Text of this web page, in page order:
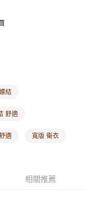
結
舒適
適 寬版 衛衣
相關推薦